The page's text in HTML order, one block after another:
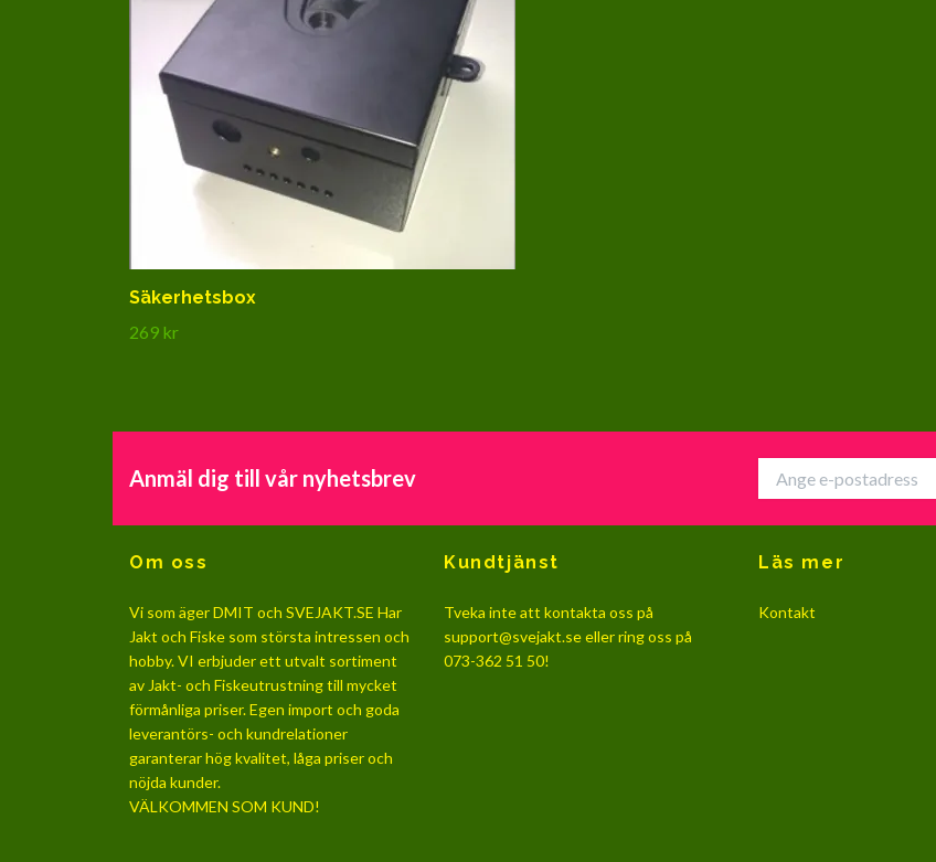
Säkerhetsbox
269 kr
Anmäl dig till vår nyhetsbrev
Om oss
Vi som äger DMIT och SVEJAKT.SE Har
Jakt och Fiske som största intressen och
hobby. VI erbjuder ett utvalt sortiment
av Jakt- och Fiskeutrustning till mycket
förmånliga priser. Egen import och goda
leverantörs- och kundrelationer
garanterar hög kvalitet, låga priser och
nöjda kunder.
VÄLKOMMEN SOM KUND!
Kundtjänst
Tveka inte att kontakta oss på
support@svejakt.seeller ring oss på
073-362 51 50!
Läs mer
Kontakt